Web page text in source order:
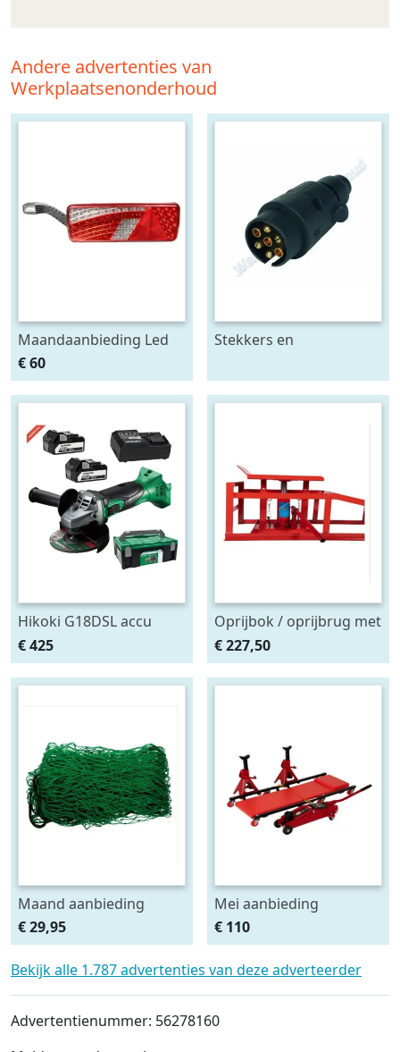
Andere advertenties van
Werkplaatsenonderhoud
Maandaanbieding Led
achterlicht 12-24V links
m. breedtelamp
€ 60
Stekkers en
Hikoki G18DSL accu
haakse slijper (2x5Ah +
HSCII)
€ 425
Oprijbok / oprijbrug met
ingebouwde krik. set
2stuks
€ 227,50
Maand aanbieding
Afdeknet 4x2 mtr maas
4.5 x 4.5 cm
€ 29,95
Mei aanbieding
Monteursligkar+2 tons
krik + 2 assteunen
€ 110
Bekijk alle 1.787 advertenties van deze adverteerder
Advertentienummer: 56278160